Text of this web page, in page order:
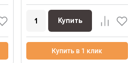
Купить
Купить в 1 клик